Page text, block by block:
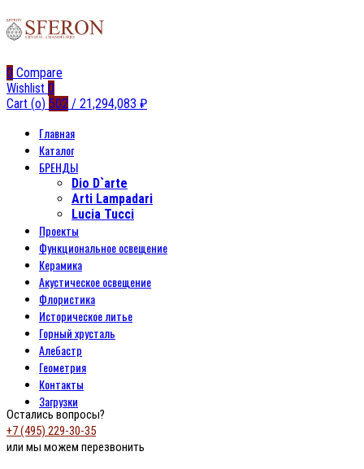
0 Compare
Wishlist 0
Cart (o) 502 / 21,294,083 ₽
Главная
Каталог
БРЕНДЫ
Dio D`arte
Arti Lampadari
Lucia Tucci
Проекты
Функциональное освещение
Керамика
Акустическое освещение
Флористика
Историческое литье
Горный хрусталь
Алебастр
Геометрия
Контакты
Загрузки
Остались вопросы?
+7 (495) 229-30-35
или мы можем перезвонить